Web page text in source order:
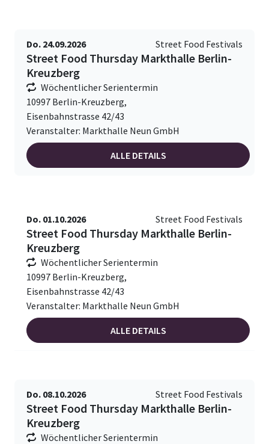
Do. 24.09.2026 Street Food Festivals
Street Food Thursday Markthalle Berlin-
Kreuzberg
Wöchentlicher Serientermin
10997 Berlin-Kreuzberg,
Eisenbahnstrasse 42/43
Veranstalter: Markthalle Neun GmbH
ALLE DETAILS
Do. 01.10.2026 Street Food Festivals
Street Food Thursday Markthalle Berlin-
Kreuzberg
Wöchentlicher Serientermin
10997 Berlin-Kreuzberg,
Eisenbahnstrasse 42/43
Veranstalter: Markthalle Neun GmbH
ALLE DETAILS
Do. 08.10.2026 Street Food Festivals
Street Food Thursday Markthalle Berlin-
Kreuzberg
Wöchentlicher Serientermin